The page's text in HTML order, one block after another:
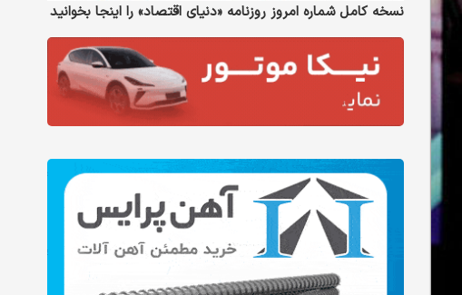
نسخه کامل شماره امروز روزنامه «دنیای‌ اقتصاد» را اینجا بخوانید